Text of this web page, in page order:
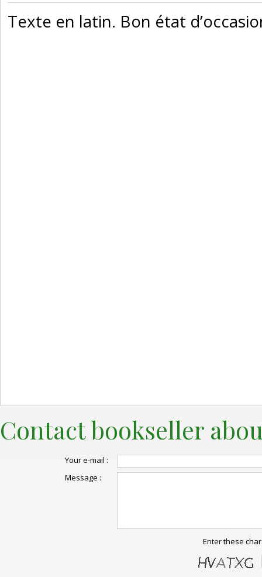
‎Texte en latin. Bon état
Contact bookseller
Your e-mail :
Message :
Enter these